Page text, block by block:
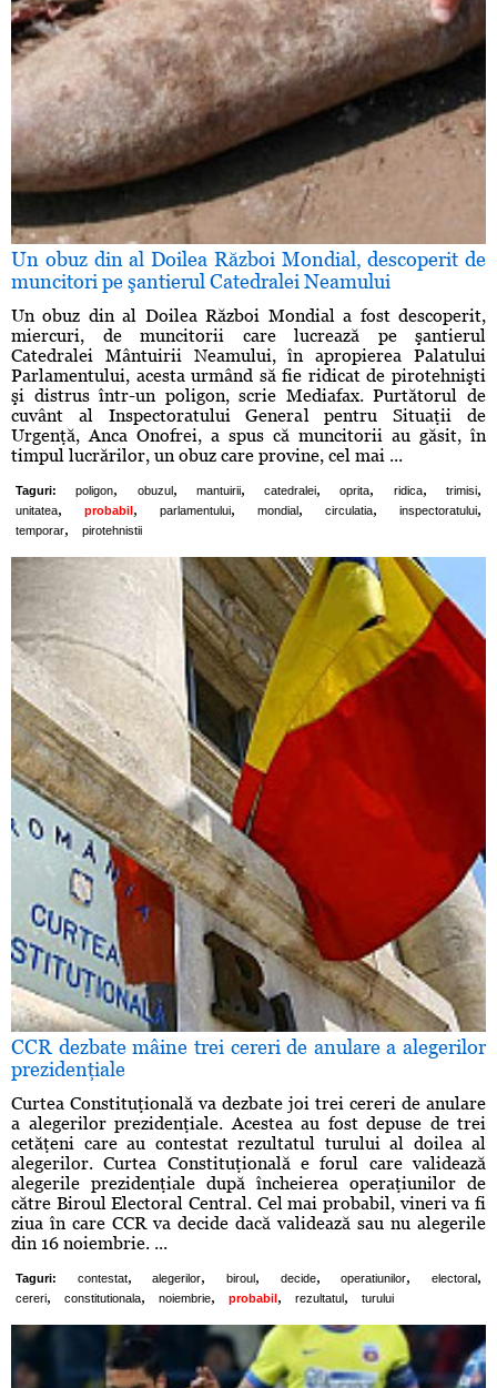
Un obuz din al Doilea Război Mondial, descoperit de
muncitori pe şantierul Catedralei Neamului
Un obuz din al Doilea Război Mondial a fost descoperit,
miercuri, de muncitorii care lucrează pe şantierul
Catedralei Mântuirii Neamului, în apropierea Palatului
Parlamentului, acesta urmând să fie ridicat de pirotehnişti
şi distrus într-un poligon, scrie Mediafax. Purtătorul de
cuvânt al Inspectoratului General pentru Situaţii de
Urgenţă, Anca Onofrei, a spus că muncitorii au găsit, în
timpul lucrărilor, un obuz care provine, cel mai ...
Taguri: poligon, obuzul, mantuirii, catedralei, oprita, ridica, trimisi,
unitatea, probabil , parlamentului, mondial , circulatia, inspectoratului,
temporar, pirotehnistii
CCR dezbate mâine trei cereri de anulare a alegerilor
prezidenţiale
Curtea Constituţională va dezbate joi trei cereri de anulare
a alegerilor prezidenţiale. Acestea au fost depuse de trei
cetăţeni care au contestat rezultatul turului al doilea al
alegerilor. Curtea Constituţională e forul care validează
alegerile prezidenţiale după încheierea operaţiunilor de
către Biroul Electoral Central. Cel mai probabil, vineri va fi
ziua în care CCR va decide dacă validează sau nu alegerile
din 16 noiembrie. ...
Taguri: contestat, alegerilor, biroul , decide, operatiunilor, electoral ,
cereri, constitutionala, noiembrie, probabil , rezultatul , turului